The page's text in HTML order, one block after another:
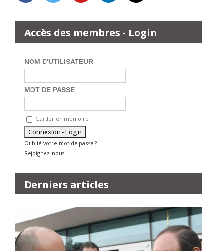
Accès des membres - Login
NOM D'UTILISATEUR
MOT DE PASSE
Garder en mémoire
Oublié votre mot de passe ?
Rejoignez-nous
Derniers articles